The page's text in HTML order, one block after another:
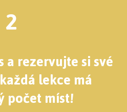
2
a rezervujte si své
lekce má
počet míst!